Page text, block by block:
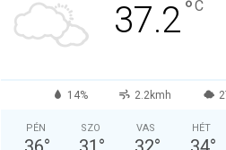
37.2°C
14% 2.2kmh
PÉN SZO VAS HÉT